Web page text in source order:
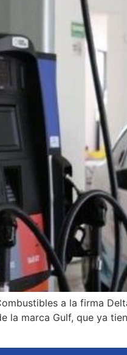
a la firma
la marca Gulf, que ya